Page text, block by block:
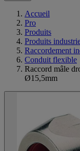
Accueil
Pro
Produits
Produits
Raccordement
Conduit flexible
Raccord mâle
Ø15,5mm